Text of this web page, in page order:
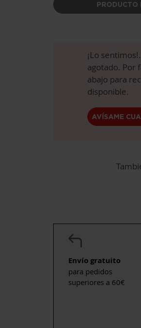
PRODUCTO
¡Lo
agotado. Por
abajo para
disponible.
AVÍSAME
Envío gratuito
para pedidos
superiores a 60€